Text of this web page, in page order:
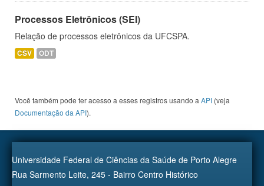
Processos Eletrônicos (SEI)
Relação de processos eletrônicos da UFCSPA.
CSV ODT
Você também pode ter acesso a esses registros usando a API (veja
Documentação da API).
Universidade Federal de Ciências da Saúde de Porto Alegre
Rua Sarmento Leite, 245 - Bairro Centro Histórico